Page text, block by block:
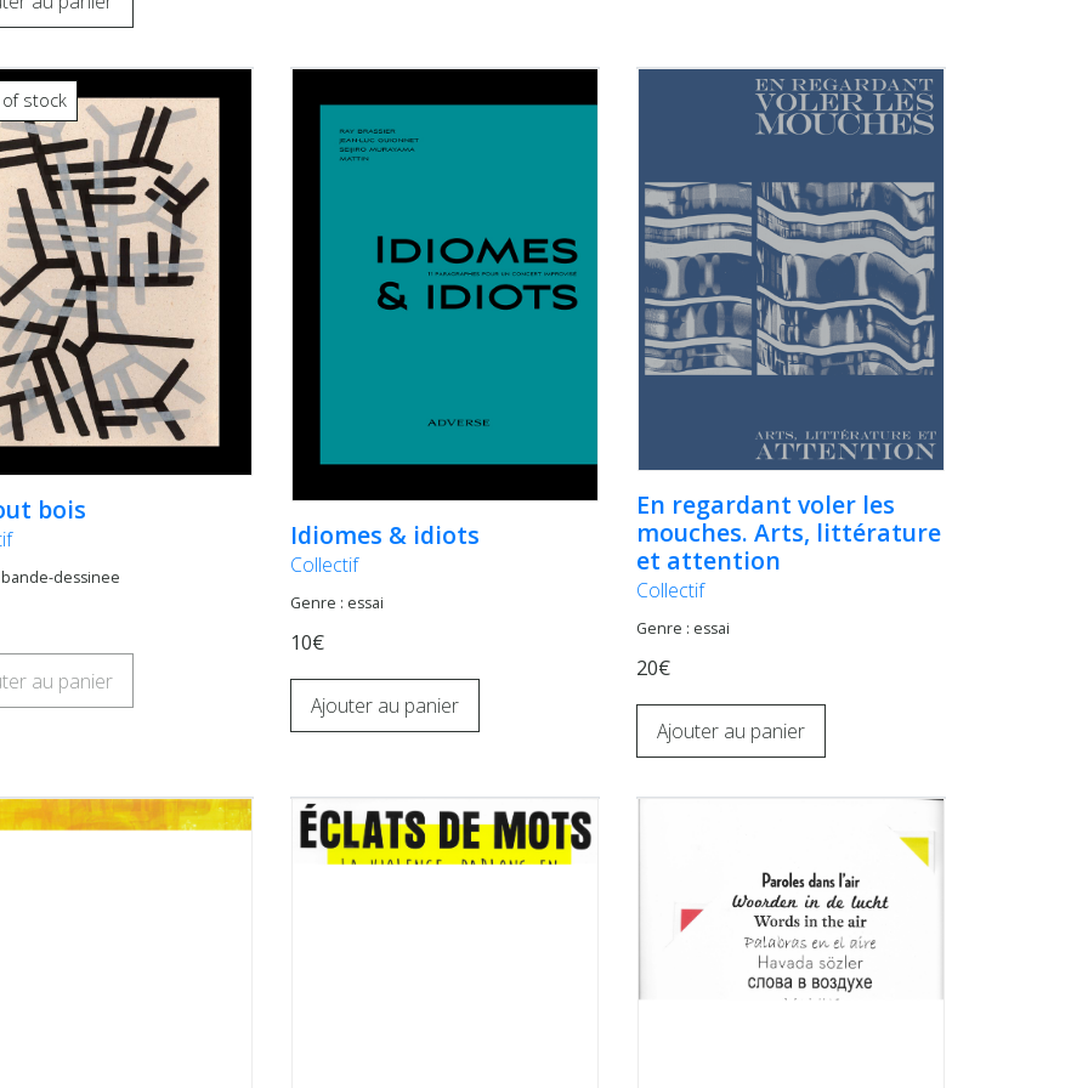
stock
bois
dessinee
au panier
Idiomes & idiots
Collectif
Genre : essai
10€
Ajouter au panier
En regardant voler les
mouches. Arts, littérature
et attention
Collectif
Genre : essai
20€
Ajouter au panier